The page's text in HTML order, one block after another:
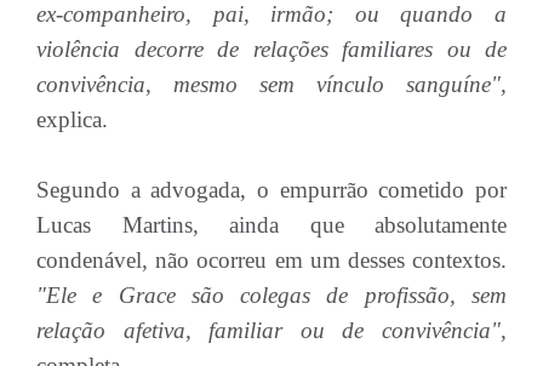
ex-companheiro, pai, irmão; ou quando a
violência decorre de relações familiares ou de
convivência, mesmo sem vínculo sanguíne",
explica.
Segundo a advogada, o empurrão cometido por
Lucas Martins, ainda que absolutamente
condenável, não ocorreu em um desses contextos.
"Ele e Grace são colegas de profissão, sem
relação afetiva, familiar ou de convivência",